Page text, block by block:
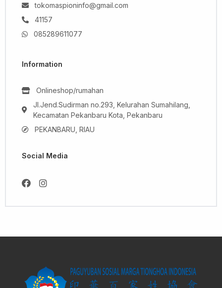
tokomaspioninfo@gmail.com
41157
085289611077
Information
Onlineshop/rumahan
Jl.Jend.Sudirman no.293, Kelurahan Sumahilang,
Kecamatan Pekanbaru Kota, Pekanbaru
PEKANBARU, RIAU
Social Media